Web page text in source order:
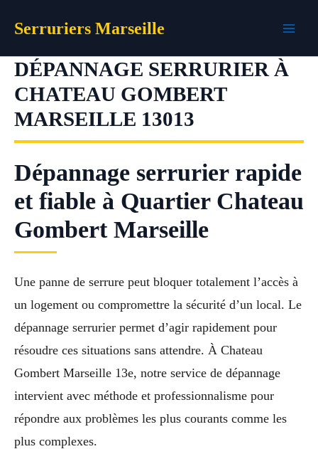
Serruriers Marseille
DÉPANNAGE SERRURIER À
CHATEAU GOMBERT
MARSEILLE 13013
Dépannage serrurier rapide
et fiable à Quartier Chateau
Gombert Marseille
Une panne de serrure peut bloquer totalement l’accès à
un logement ou compromettre la sécurité d’un local. Le
dépannage serrurier permet d’agir rapidement pour
résoudre ces situations sans attendre. À Chateau
Gombert Marseille 13e, notre service de dépannage
intervient avec méthode et professionnalisme pour
répondre aux problèmes les plus courants comme les
plus complexes.